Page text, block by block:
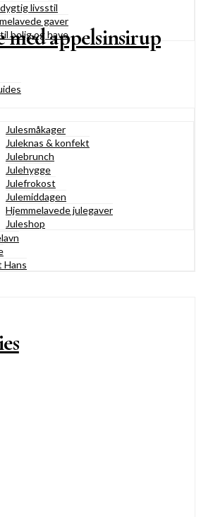
livsstil
gaver
bolig og have
Julesmåkager
Juleknas & konfekt
Julebrunch
Julehygge
Julefrokost
Julemiddagen
Hjemmelavede julegaver
Juleshop
Hans
med appelsinsirup